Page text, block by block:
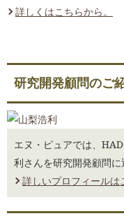
カタにしてくれる「氣功の極
2025.08.06 こころとからだ
とからだをゆるめると、ラク
『「運」に良し悪しなし（後
ことばを発する人のまわり
2025.07.01 こころとから
『「運」に良し悪しなし』を
(人相)」と、免疫力と、人生
詳しくはこちらから。
研究開発顧問のご
エヌ・ピュアでは、
利さんを研究開発顧問に
詳しいプロフィールは